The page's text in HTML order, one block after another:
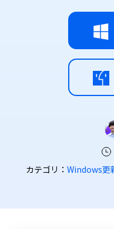
カテゴリ： Windows更